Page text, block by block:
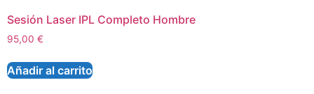
Sesión Laser IPL Completo Hombre
95,00 €
Añadir al carrito